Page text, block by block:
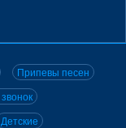
Припевы песен
Детские